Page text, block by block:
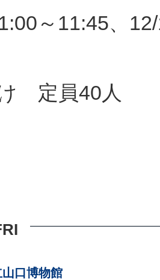
～11:45、
定員40人
口博物館